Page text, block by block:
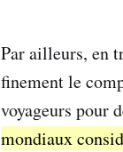
Par ailleurs, en
finement le
voyageurs pour
mondiaux